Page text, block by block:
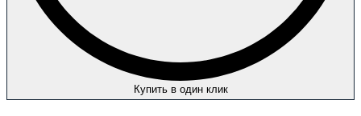
Купить в один клик